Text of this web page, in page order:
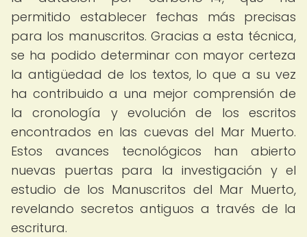
permitido establecer fechas más precisas
para los manuscritos. Gracias a esta técnica,
se ha podido determinar con mayor certeza
la antigüedad de los textos, lo que a su vez
ha contribuido a una mejor comprensión de
la cronología y evolución de los escritos
encontrados en las cuevas del Mar Muerto.
Estos avances tecnológicos han abierto
nuevas puertas para la investigación y el
estudio de los Manuscritos del Mar Muerto,
revelando secretos antiguos a través de la
escritura.